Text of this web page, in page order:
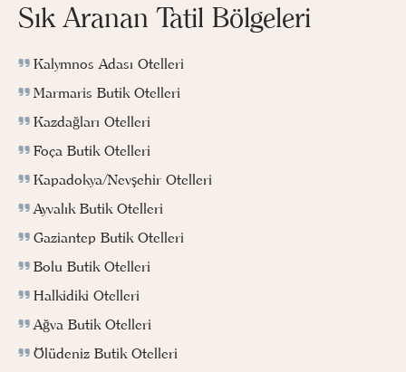
Sık Aranan Tatil Bölgeleri
Kalymnos Adası Otelleri
Marmaris Butik Otelleri
Kazdağları Otelleri
Foça Butik Otelleri
Kapadokya/Nevşehir Otelleri
Ayvalık Butik Otelleri
Gaziantep Butik Otelleri
Bolu Butik Otelleri
Halkidiki Otelleri
Ağva Butik Otelleri
Ölüdeniz Butik Otelleri